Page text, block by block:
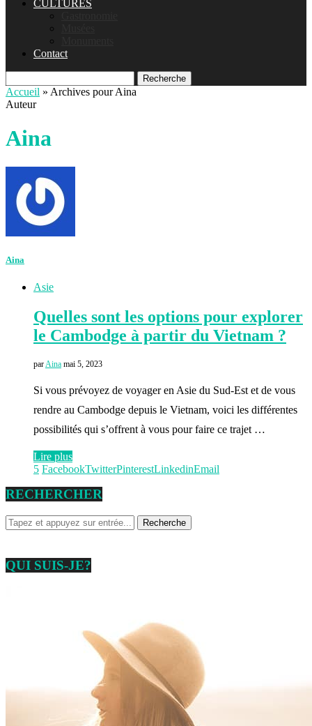
CULTURES
Contact
Recherche
Accueil » Archives pour Aina
Auteur
Aina
Aina
Asie
Quelles sont les options pour explorer
le Cambodge à partir du Vietnam ?
parAina mai 5, 2023
Si vous prévoyez de voyager en Asie du Sud-Est et de vous
rendre au Cambodge depuis le Vietnam, voici les différentes
possibilités qui s’offrent à vous pour faire ce trajet …
Lire plus
5 FacebookTwitterPinterestLinkedinEmail
RECHERCHER
QUI SUIS-JE?